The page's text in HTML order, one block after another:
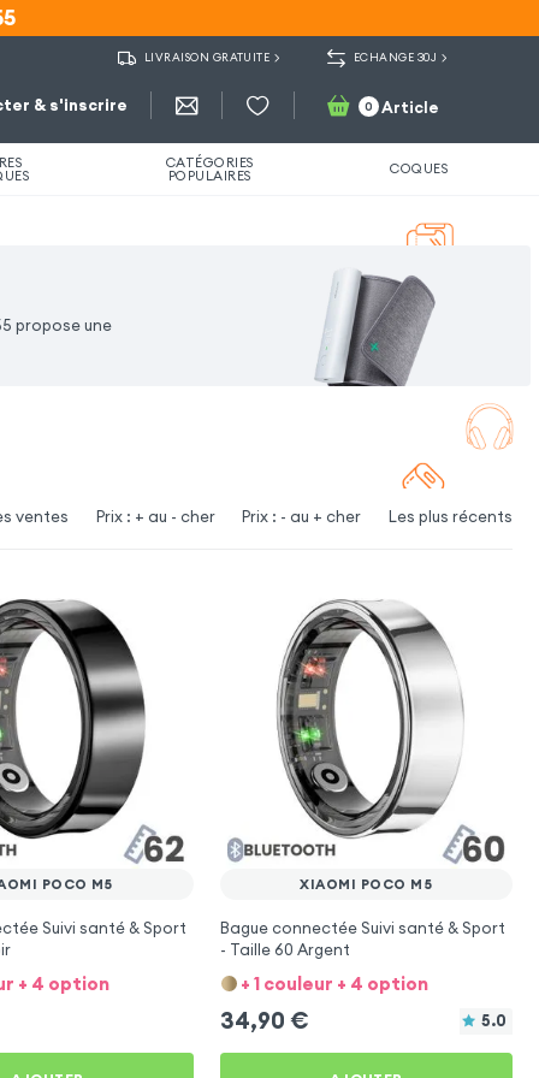
LIVRAISON GRATUITE ECHANGE 30J
& s'inscrire 0 Article
CATÉGORIES
POPULAIRES COQUES
propose une
ventes Prix : + au - cher Prix : - au + cher Les plus récents
POCO M5
Suivi santé & Sport
+ 4 option
XIAOMI POCO M5
Bague connectée Suivi santé & Sport
- Taille 60 Argent
+ 1 couleur + 4 option
34,90 € 5.0